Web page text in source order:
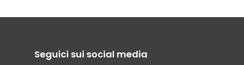
Seguici sui social media